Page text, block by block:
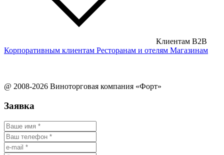
Клиентам B2B
Корпоративным клиентам Ресторанам и отелям Магазинам
@ 2008-2026 Виноторговая компания «Форт»
Заявка